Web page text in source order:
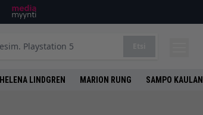
HELENA LINDGREN MARION RUNG SAMPO